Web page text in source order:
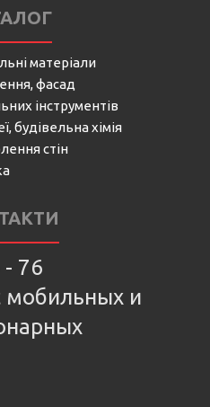
матеріали
фасад
інструментів
будівельна хімія
стін
- 76
мобильных и